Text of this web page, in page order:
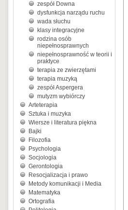
zespół Downa
dysfunkcja narządu ruchu
wada słuchu
klasy integracyjne
rodzina osób
niepełnosprawnych
niepełnosprawność w teorii i
praktyce
terapia ze zwierzętami
terapia muzyką
zespół Aspergera
mutyzm wybiórczy
Arteterapia
Sztuka i muzyka
Wiersze i literatura piękna
Bajki
Filozofia
Psychologia
Socjologia
Gerontologia
Resocjalizacja i prawo
Metody komunikacji i Media
Matematyka
Ortografia